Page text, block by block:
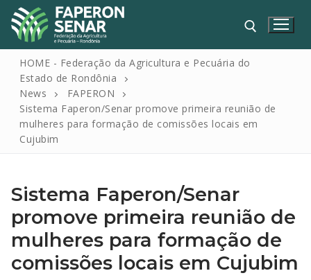
HOME
FAPERON
SENAR
HOME - Federação da Agricultura e Pecuária do
Estado de Rondônia
News
FAPERON
Sistema Faperon/Senar promove primeira reunião de
mulheres para formação de comissões locais em
Cujubim
Sistema Faperon/Senar
promove primeira reunião de
mulheres para formação de
comissões locais em Cujubim